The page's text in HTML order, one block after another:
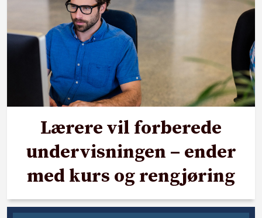
Lærere vil forberede
undervisningen – ender
med kurs og rengjøring